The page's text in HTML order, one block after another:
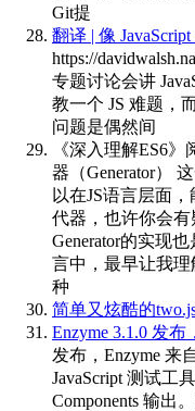
Git提
翻译 | 像
https://
专题讨论会讲
教一个 JS 难题，
问题是偶然间
《深入理解ES6
器（Generator）
以在JS语言层面，
代器，也许你会
Generator的实现
言中，最早让我理
种
简单又炫酷的
Enzyme 3.1.0 发布
发布，Enzyme 来
JavaScript 测试工
Components 输出